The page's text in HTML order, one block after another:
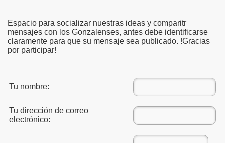
Espacio para socializar nuestras ideas y comparitr
mensajes con los Gonzalenses, antes debe identificarse
claramente para que su mensaje sea publicado. !Gracias
por participar!
Tu nombre:
Tu dirección de correo
electrónico: